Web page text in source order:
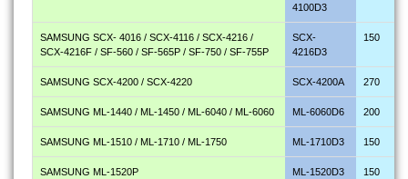
4100D3
SAMSUNG SCX- 4016 / SCX-4116 / SCX-4216 /
SCX-4216F / SF-560 / SF-565P / SF-750 / SF-755P
SCX-
4216D3
150
SAMSUNG SCX-4200 / SCX-4220 SCX-4200A 270
SAMSUNG ML-1440 / ML-1450 / ML-6040 / ML-6060 ML-6060D6 200
SAMSUNG ML-1510 / ML-1710 / ML-1750 ML-1710D3 150
SAMSUNG ML-1520P ML-1520D3 150